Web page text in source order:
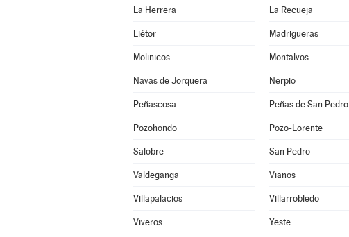
La Herrera La Recueja
Liétor Madrigueras
Molinicos Montalvos
Navas de Jorquera Nerpio
Peñascosa Peñas de San Pedro
Pozohondo Pozo-Lorente
Salobre San Pedro
Valdeganga Vianos
Villapalacios Villarrobledo
Viveros Yeste